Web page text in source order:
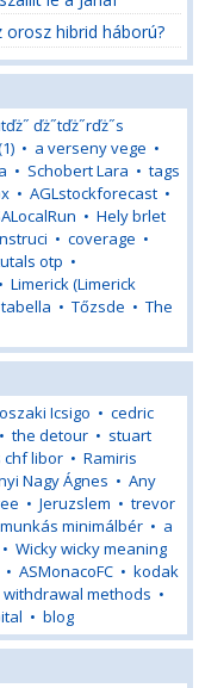
hibrid háború?
ďż˝tďż˝rďż˝s
• a verseny vege •
• Schobert Lara • tags
• AGLstockforecast •
• Hely brlet
• coverage •
otp •
• Limerick (Limerick
• Tőzsde • The
Icsigo • cedric
• the detour • stuart
chf libor • Ramiris
Nagy Ágnes • Any
• Jeruzslem • trevor
minimálbér • a
• Wicky wicky meaning
• ASMonacoFC • kodak
withdrawal methods •
• blog